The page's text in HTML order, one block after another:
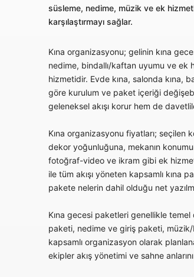
süsleme, nedime, müzik ve ek
karşılaştırmayı sağlar.
Kına organizasyonu; gelinin kına
nedime, bindallı/kaftan uyumu ve ek
hizmetidir. Evde kına, salonda kına,
göre kurulum ve paket içeriği
geleneksel akışı korur hem de
Kına organizasyonu fiyatları; seçilen
dekor yoğunluğuna, mekanın
fotoğraf-video ve ikram gibi ek
ile tüm akışı yöneten kapsamlı kına
pakete nelerin dahil olduğu net
Kına gecesi paketleri genellikle
paketi, nedime ve giriş paketi,
kapsamlı organizasyon olarak
ekipler akış yönetimi ve sahne